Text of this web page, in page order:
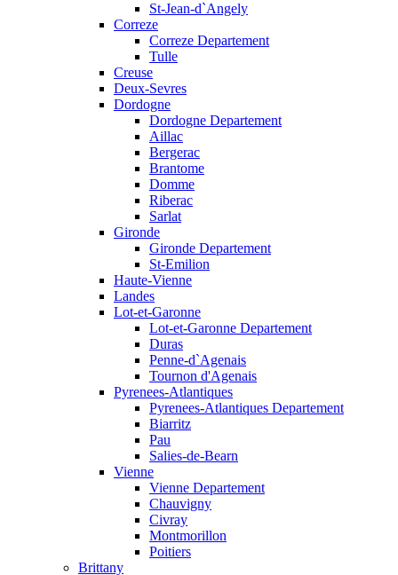
St-Jean-d`Angely
Correze
Correze Departement
Tulle
Creuse
Deux-Sevres
Dordogne
Dordogne Departement
Aillac
Bergerac
Brantome
Domme
Riberac
Sarlat
Gironde
Gironde Departement
St-Emilion
Haute-Vienne
Landes
Lot-et-Garonne
Lot-et-Garonne Departement
Duras
Penne-d`Agenais
Tournon d'Agenais
Pyrenees-Atlantiques
Pyrenees-Atlantiques Departement
Biarritz
Pau
Salies-de-Bearn
Vienne
Vienne Departement
Chauvigny
Civray
Montmorillon
Poitiers
Brittany